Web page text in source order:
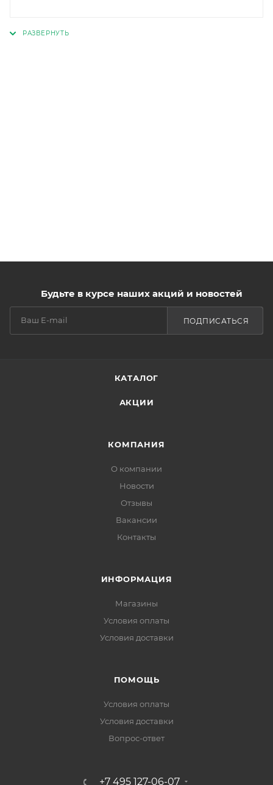
Будьте в курсе наших акций и новостей
ПОДПИСАТЬСЯ
КАТАЛОГ
АКЦИИ
КОМПАНИЯ
О компании
Новости
Отзывы
Вакансии
Контакты
ИНФОРМАЦИЯ
Магазины
Условия оплаты
Условия доставки
ПОМОЩЬ
Условия оплаты
Условия доставки
Вопрос-ответ
+7 495 127-06-07